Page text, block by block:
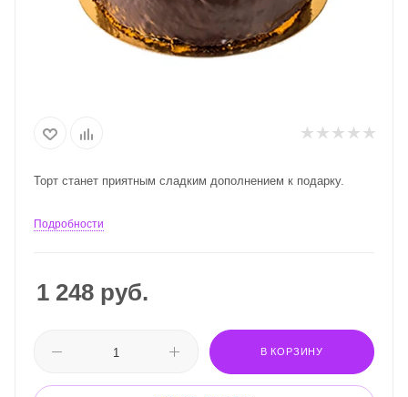
Торт станет приятным сладким дополнением к подарку.
Подробности
1 248 руб.
В КОРЗИНУ